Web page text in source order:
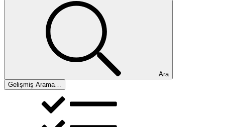
Ara
Gelişmiş Arama…